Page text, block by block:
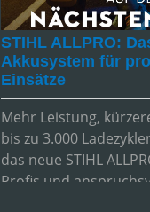
STIHL ALLPRO:
Akkusystem für
Einsätze
Mehr Leistung,
bis zu 3.000
das neue STIHL
Profis und